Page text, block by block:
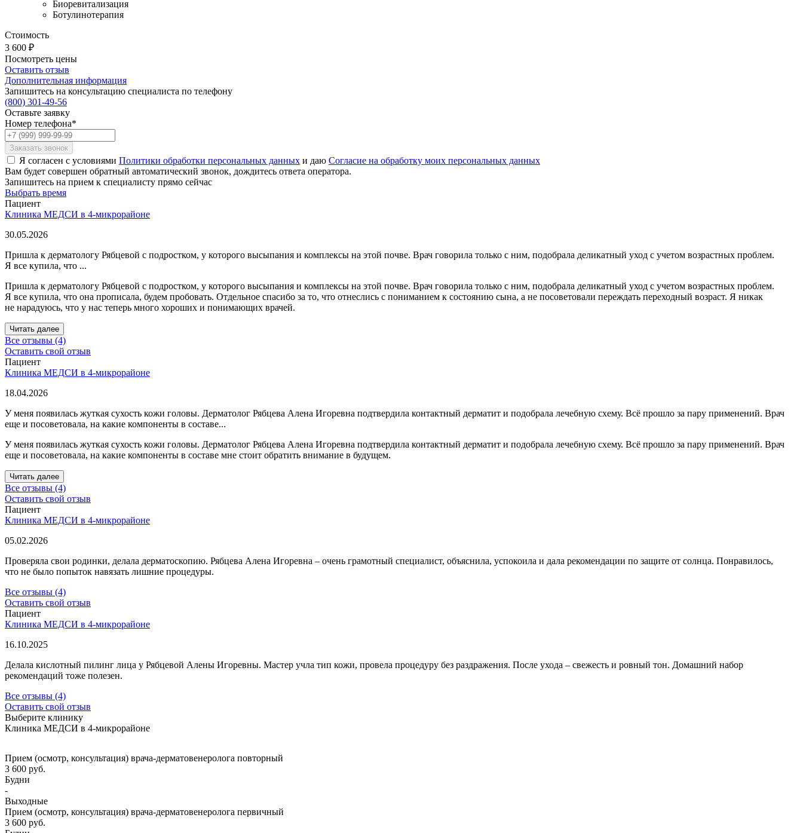
Биоревитализация
Ботулинотерапия
Стоимость
3 600 ₽
Посмотреть цены
Оставить отзыв
Дополнительная информация
Запишитесь на консультацию специалиста по телефону
(800) 301-49-56
Оставьте заявку
Номер телефона*
Заказать звонок
Я согласен с условиями Политики обработки персональных данных и даю Согласие на обработку моих персональных данных
Вам будет совершен обратный автоматический звонок, дождитесь ответа оператора.
Запишитесь на прием к специалисту прямо сейчас
Выбрать время
Пациент
Клиника МЕДСИ в 4-микрорайоне
30.05.2026
Пришла к дерматологу Рябцевой с подростком, у которого высыпания и комплексы на этой почве. Врач говорила только с ним, подобрала деликатный уход с учетом возрастных проблем.
Я все купила, что ...
Пришла к дерматологу Рябцевой с подростком, у которого высыпания и комплексы на этой почве. Врач говорила только с ним, подобрала деликатный уход с учетом возрастных проблем.
Я все купила, что она прописала, будем пробовать. Отдельное спасибо за то, что отнеслись с пониманием к состоянию сына, а не посоветовали переждать переходный возраст. Я никак
не нарадуюсь, что у нас теперь много хороших и понимающих врачей.
Читать далее
Все отзывы (4)
Оставить свой отзыв
Пациент
Клиника МЕДСИ в 4-микрорайоне
18.04.2026
У меня появилась жуткая сухость кожи головы. Дерматолог Рябцева Алена Игоревна подтвердила контактный дерматит и подобрала лечебную схему. Всё прошло за пару применений. Врач
еще и посоветовала, на какие компоненты в составе...
У меня появилась жуткая сухость кожи головы. Дерматолог Рябцева Алена Игоревна подтвердила контактный дерматит и подобрала лечебную схему. Всё прошло за пару применений. Врач
еще и посоветовала, на какие компоненты в составе мне стоит обратить внимание в будущем.
Читать далее
Все отзывы (4)
Оставить свой отзыв
Пациент
Клиника МЕДСИ в 4-микрорайоне
05.02.2026
Проверяла свои родинки, делала дерматоскопию. Рябцева Алена Игоревна – очень грамотный специалист, объяснила, успокоила и дала рекомендации по защите от солнца. Понравилось,
что не было попыток навязать лишние процедуры.
Все отзывы (4)
Оставить свой отзыв
Пациент
Клиника МЕДСИ в 4-микрорайоне
16.10.2025
Делала кислотный пилинг лица у Рябцевой Алены Игоревны. Мастер учла тип кожи, провела процедуру без раздражения. После ухода – свежесть и ровный тон. Домашний набор
рекомендаций тоже полезен.
Все отзывы (4)
Оставить свой отзыв
Выберите клинику
Клиника МЕДСИ в 4-микрорайоне
Прием (осмотр, консультация) врача-дерматовенеролога повторный
3 600 руб.
Будни
-
Выходные
Прием (осмотр, консультация) врача-дерматовенеролога первичный
3 600 руб.